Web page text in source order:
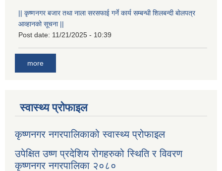
|| कृष्णनगर बजार तथा नाला सरसफाई गर्ने कार्य सम्बन्धी शिलबन्दी बोलपत्र
आव्हानको सूचना ||
Post date: 11/21/2025 - 10:39
more
स्वास्थ्य प्रोफाइल
कृष्णनगर नगरपालिकाको स्वास्थ्य प्रोफाइल
उपेक्षित उष्ण प्रदेशिय रोगहरुको स्थिति र विवरण
कृष्णनगर नगरपालिका २०८०